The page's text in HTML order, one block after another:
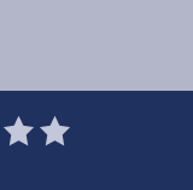
4
Stars
5
Stars